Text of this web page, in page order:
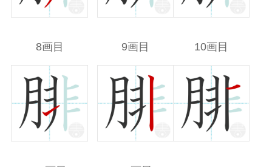
8画目 9画目 10画目